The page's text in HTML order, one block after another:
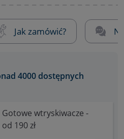
Jak zamówić?
4000 dostępnych
Gotowe wtryskiwacze -
od 190 zł